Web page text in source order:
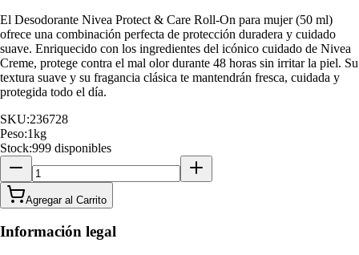
El Desodorante Nivea Protect & Care Roll-On para mujer (50 ml)
ofrece una combinación perfecta de protección duradera y cuidado
suave. Enriquecido con los ingredientes del icónico cuidado de Nivea
Creme, protege contra el mal olor durante 48 horas sin irritar la piel. Su
textura suave y su fragancia clásica te mantendrán fresca, cuidada y
protegida todo el día.
SKU:236728
Peso:1kg
Stock:999 disponibles
Agregar al Carrito
Información legal